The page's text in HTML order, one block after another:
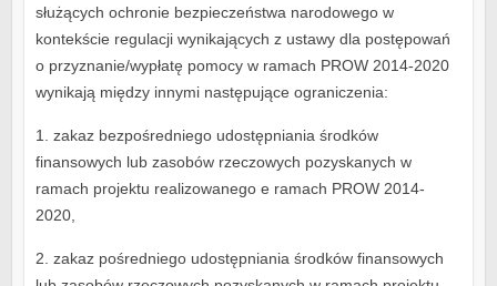
służących ochronie bezpieczeństwa narodowego w
kontekście regulacji wynikających z ustawy dla postępowań
o przyznanie/wypłatę pomocy w ramach PROW 2014-2020
wynikają między innymi następujące ograniczenia:
1. zakaz bezpośredniego udostępniania środków
finansowych lub zasobów rzeczowych pozyskanych w
ramach projektu realizowanego e ramach PROW 2014-
2020,
2. zakaz pośredniego udostępniania środków finansowych